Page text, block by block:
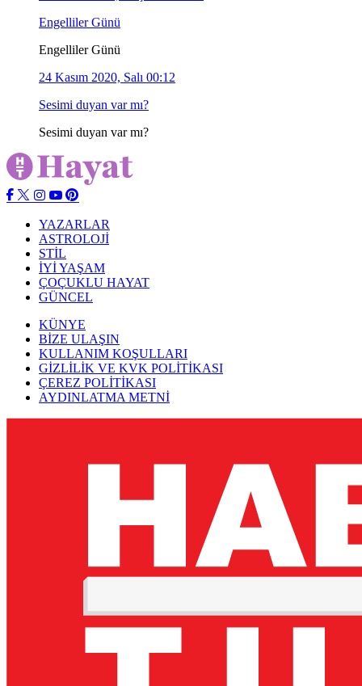
Engelliler Günü
Engelliler Günü
24 Kasım 2020, Salı 00:12
Sesimi duyan var mı?
Sesimi duyan var mı?
YAZARLAR
ASTROLOJİ
STİL
İYİ YAŞAM
ÇOÇUKLU HAYAT
GÜNCEL
KÜNYE
BİZE ULAŞIN
KULLANIM KOŞULLARI
GİZLİLİK VE KVK POLİTİKASI
ÇEREZ POLİTİKASI
AYDINLATMA METNİ